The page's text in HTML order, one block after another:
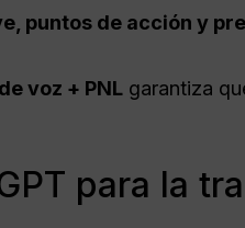
puntos de acción y
voz + PNL garantiza
para la